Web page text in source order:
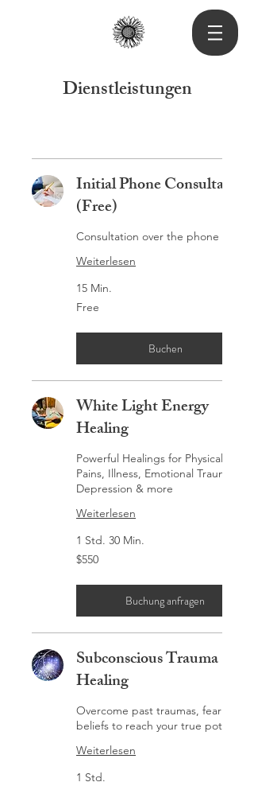
Dienstleistungen
Initial Phone Consultation
(Free)
Consultation over the phone
Weiterlesen
15 Min.
Free
Free
Buchen
White Light Energy
Healing
Powerful Healings for Physical
Pains, Illness, Emotional Trauma,
Depression & more
Weiterlesen
1 Std. 30 Min.
$550
$550
Buchung anfragen
Subconscious Trauma
Healing
Overcome past traumas, fear and
beliefs to reach your true potential!
Weiterlesen
1 Std.